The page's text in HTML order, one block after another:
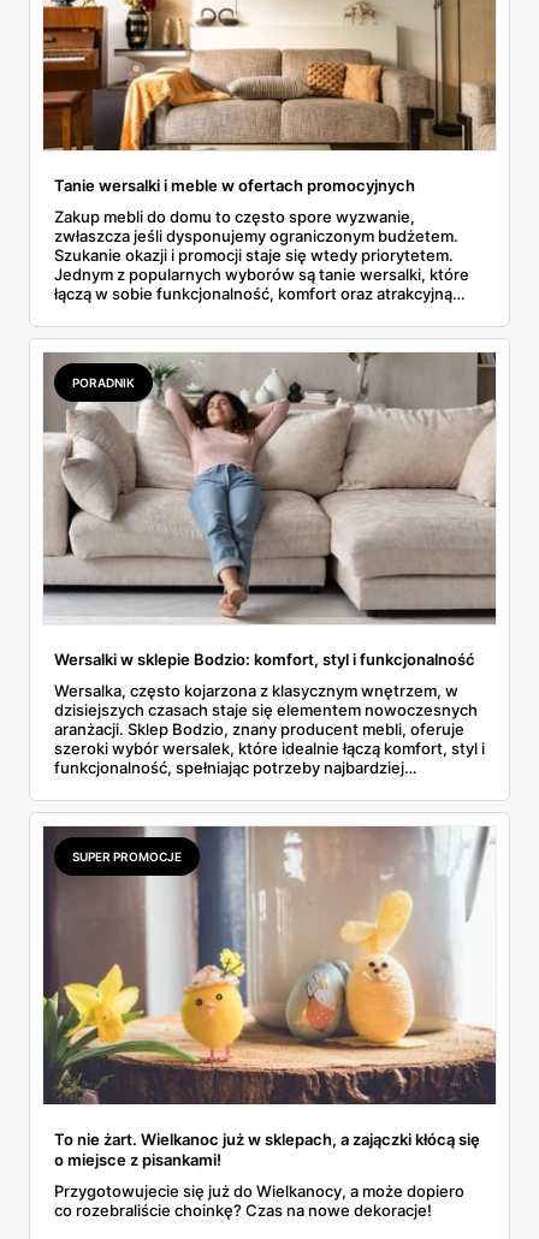
Tanie wersalki i meble w ofertach promocyjnych
Zakup mebli do domu to często spore wyzwanie,
zwłaszcza jeśli dysponujemy ograniczonym budżetem.
Szukanie okazji i promocji staje się wtedy priorytetem.
Jednym z popularnych wyborów są tanie wersalki, które
łączą w sobie funkcjonalność, komfort oraz atrakcyjną
niskich cenach i na co zwrócić uwagę przy ich zakupie.
PORADNIK
Wersalki w sklepie Bodzio: komfort, styl i funkcjonalność
Wersalka, często kojarzona z klasycznym wnętrzem, w
dzisiejszych czasach staje się elementem nowoczesnych
aranżacji. Sklep Bodzio, znany producent mebli, oferuje
szeroki wybór wersalek, które idealnie łączą komfort, styl i
funkcjonalność, spełniając potrzeby najbardziej
SUPER PROMOCJE
To nie żart. Wielkanoc już w sklepach, a zajączki kłócą się
o miejsce z pisankami!
Przygotowujecie się już do Wielkanocy, a może dopiero
co rozebraliście choinkę? Czas na nowe dekoracje!